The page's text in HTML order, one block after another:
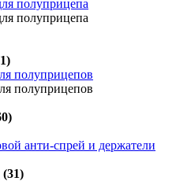
полуприцепа
полуприцепа
полуприцепов
полуприцепов
анти-спрей и держатели
(31)